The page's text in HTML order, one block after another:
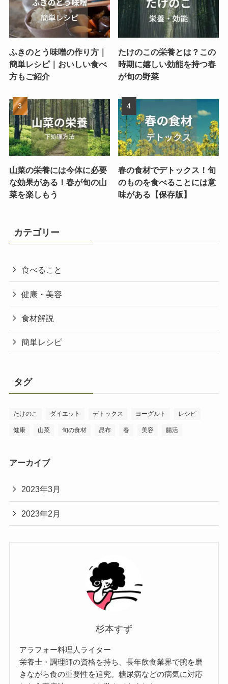
ふきのとう味噌の作り方｜
簡単レシピ｜おいしい食べ
方もご紹介
たけのこの栄養とは？この
時期に嬉しい効能を持つ春
が旬の野菜
山菜の栄養には今体に必要
な効果がある！春が旬の山
菜を楽しもう
春の食材でデトックス！旬
のものを食べることには意
味がある【保存版】
カテゴリー
食べること
健康・美容
食材解説
簡単レシピ
タグ
たけのこ ダイエット デトックス ヨーグルト レシピ
健康 山菜 旬の食材 昆布 春 美容 腸活
アーカイブ
2023年3月
2023年2月
杉本すず
アラフォー料理人ライター
栄養士・調理師の資格を持ち、長年飲食業界で腕を磨
きながら食の重要性を追究。糖尿病などの病気に対応